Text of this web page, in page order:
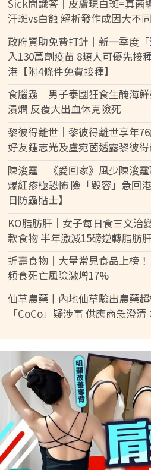
Sick問識答｜皮膚現白斑=真菌
汗斑vs白蝕 解析發作成因大不同
政府資助免費打針｜新一季度
入130萬劑疫苗 8類人可優先接
港【附4條件免費接種】
食腦蟲｜男子泰國狂食生醃海
潰爛 反覆大出血休克險死
黎彼得離世｜黎彼得離世享年
好友鍾志光及盧宛茵透露黎彼
陳浚霆｜《愛回家》風少陳浚
爆紅疹極恐怖 險「毀容」急回
日防蟲貼士】
KO脂肪肝｜女子每日食三文治
款食物 半年激減15磅逆轉脂肪肝
折壽食物｜大量常見食品上榜
頻食死亡風險激增17%
仙草農藥丨內地仙草驗出農藥
「CoCo」疑涉事 供應商急澄